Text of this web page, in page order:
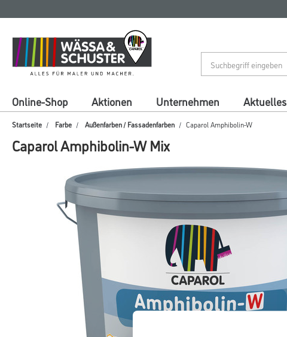
springen
springen
Online-Shop Aktionen Unternehmen Aktuelles
Startseite Farbe Außenfarben / Fassadenfarben Caparol Amphibolin-W
Caparol Amphibolin-W Mix